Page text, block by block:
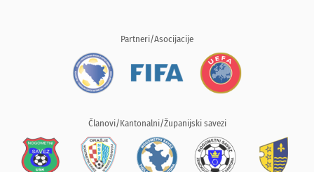
Partneri/Asocijacije
Članovi/Kantonalni/Županijski savezi